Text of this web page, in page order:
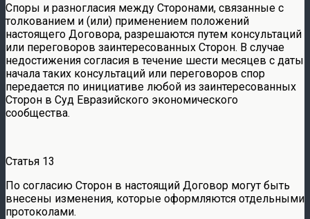
Споры и разногласия между Сторонами, связанные с
толкованием и (или) применением положений
настоящего Договора, разрешаются путем консультаций
или переговоров заинтересованных Сторон. В случае
недостижения согласия в течение шести месяцев с даты
начала таких консультаций или переговоров спор
передается по инициативе любой из заинтересованных
Сторон в Суд Евразийского экономического
сообщества.
Статья 13
По согласию Сторон в настоящий Договор могут быть
внесены изменения, которые оформляются отдельными
протоколами.